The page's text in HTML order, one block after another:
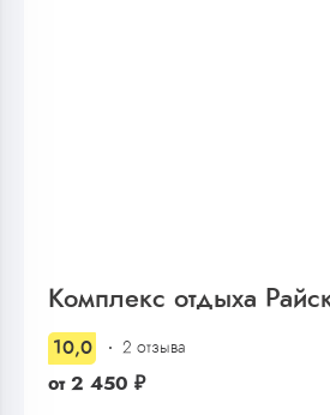
Комплекс отдыха
10,0 2 отзыва
от 2 450 ₽